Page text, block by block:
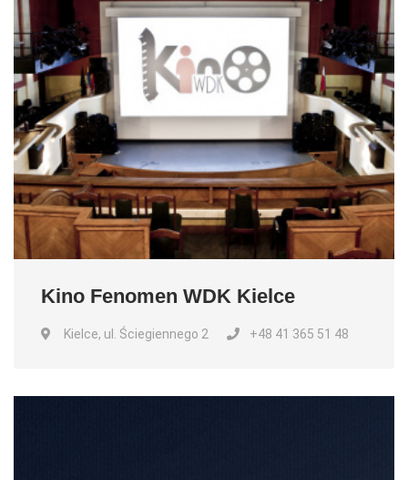
Kino Fenomen WDK Kielce
Kielce, ul. Ściegiennego 2 +48 41 365 51 48